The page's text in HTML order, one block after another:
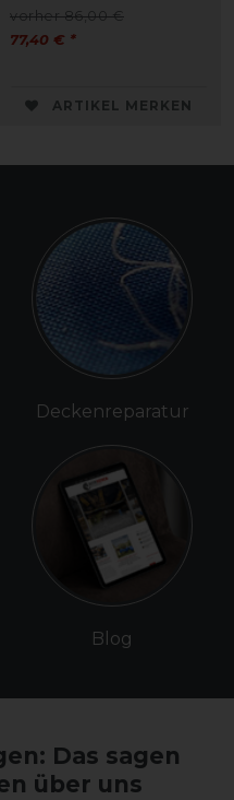
vorher 86,00 €
77,40 € *
ARTIKEL MERKEN
Deckenreparatur
Blog
Das sagen
über uns